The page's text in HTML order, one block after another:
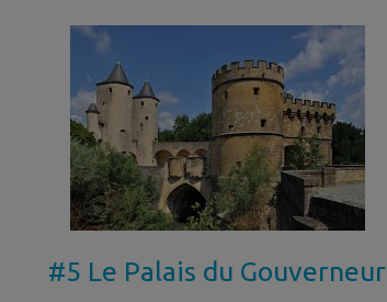
#5 Le Palais du Gouverneur